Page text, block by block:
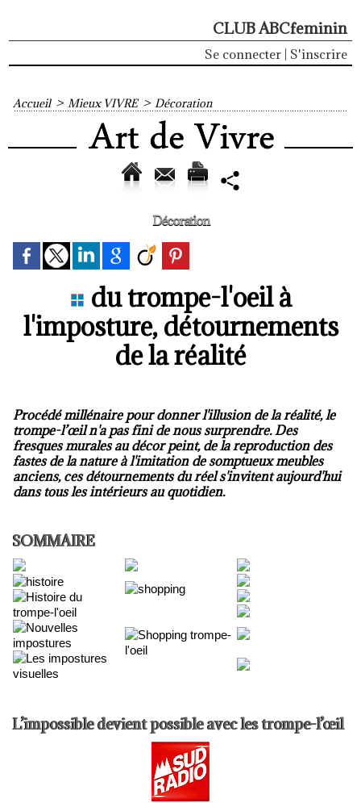
CLUB ABCfeminin
Se connecter S'inscrire
Accueil > Mieux VIVRE > Décoration
Décoration
du trompe-l'oeil à
l'imposture, détournements
de la réalité
Procédé millénaire pour donner l'illusion de la réalité, le
trompe-l’œil n'a pas fini de nous surprendre. Des
fresques murales au décor peint, de la reproduction des
fastes de la nature à l'imitation de somptueux meubles
anciens, ces détournements du réel s'invitent aujourd'hui
dans tous les intérieurs au quotidien.
SOMMAIRE
L’impossible devient possible avec les trompe-l’œil